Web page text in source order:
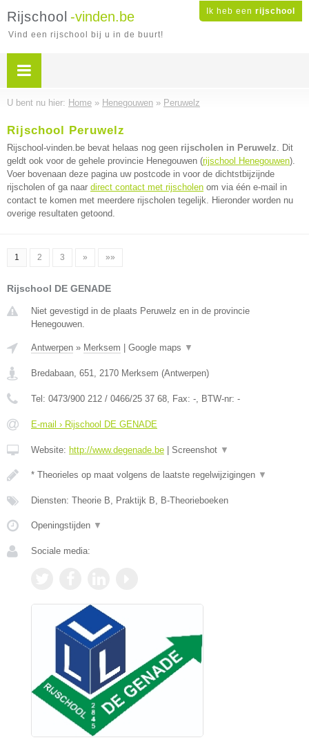
Ik heb een rijschool
Rijschool -vinden.be
Vind een rijschool bij u in de buurt!
U bent nu hier: Home » Henegouwen » Peruwelz
Rijschool Peruwelz
Rijschool-vinden.be bevat helaas nog geen rijscholen in Peruwelz. Dit
geldt ook voor de gehele provincie Henegouwen (rijschool Henegouwen).
Voer bovenaan deze pagina uw postcode in voor de dichtstbijzijnde
rijscholen of ga naar direct contact met rijscholen om via één e-mail in
contact te komen met meerdere rijscholen tegelijk. Hieronder worden nu
overige resultaten getoond.
1 2 3 » »»
Rijschool DE GENADE
Niet gevestigd in de plaats Peruwelz en in de provincie
Henegouwen.
Antwerpen » Merksem Google maps ▼
Bredabaan, 651, 2170 Merksem (Antwerpen)
Tel: 0473/900 212 / 0466/25 37 68, Fax: -, BTW-nr: -
E-mail › Rijschool DE GENADE
Website: http://www.degenade.be Screenshot ▼
* Theorieles op maat volgens de laatste regelwijzigingen ▼
Diensten: Theorie B, Praktijk B, B-Theorieboeken
Openingstijden ▼
Sociale media: